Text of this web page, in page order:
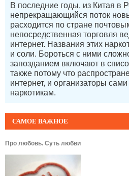
САМОЕ ВАЖНОЕ
Про любовь. Суть любви
В последние годы, из Китая в
непрекращающийся поток
расходится по стране
непосредственная торговля
интернет. Названия этих
и соли. Бороться с ними
запозданием включают в
также потому что
интернет, и организаторы
наркотикам.